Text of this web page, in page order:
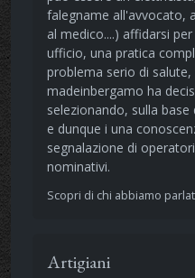
falegname all'avvocato,
al medico....) affidarsi
ufficio, una pratica
problema serio di
madeinbergamo ha
selezionando, sulla
e dunque i una
segnalazione di
nominativi.
Scopri di chi abbiamo
Artigiani